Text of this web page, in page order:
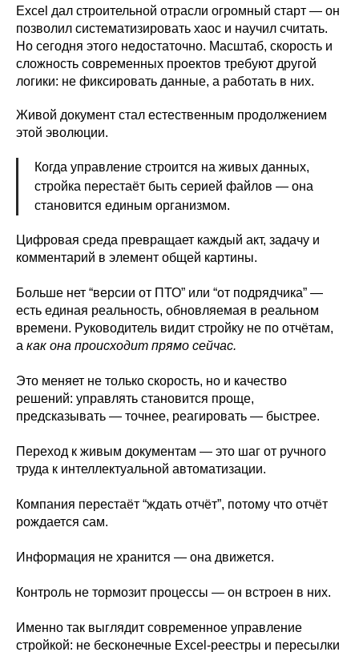
Excel дал строительной отрасли огромный старт — он
позволил систематизировать хаос и научил считать.
Но сегодня этого недостаточно. Масштаб, скорость и
сложность современных проектов требуют другой
логики: не фиксировать данные, а работать в них.
Живой документ стал естественным продолжением
этой эволюции.
Когда управление строится на живых данных,
стройка перестаёт быть серией файлов — она
становится единым организмом.
Цифровая среда превращает каждый акт, задачу и
комментарий в элемент общей картины.
Больше нет “версии от ПТО” или “от подрядчика” —
есть единая реальность, обновляемая в реальном
времени. Руководитель видит стройку не по отчётам,
а как она происходит прямо сейчас.
Это меняет не только скорость, но и качество
решений: управлять становится проще,
предсказывать — точнее, реагировать — быстрее.
Переход к живым документам — это шаг от ручного
труда к интеллектуальной автоматизации.
Компания перестаёт “ждать отчёт”, потому что отчёт
рождается сам.
Информация не хранится — она движется.
Контроль не тормозит процессы — он встроен в них.
Именно так выглядит современное управление
стройкой: не бесконечные Excel-реестры и пересылки